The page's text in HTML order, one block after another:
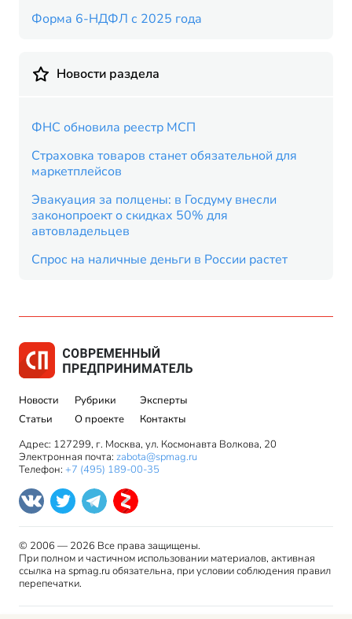
Форма 6-НДФЛ с 2025 года
Новости раздела
ФНС обновила реестр МСП
Страховка товаров станет обязательной для
маркетплейсов
Эвакуация за полцены: в Госдуму внесли
законопроект о скидках 50% для
автовладельцев
Спрос на наличные деньги в России растет
Новости
Статьи
Рубрики
О проекте
Эксперты
Контакты
Адрес: 127299, г. Москва, ул. Космонавта Волкова, 20
Электронная почта: zabota@spmag.ru
Телефон: +7 (495) 189-00-35
© 2006 — 2026 Все права защищены.
При полном и частичном использовании материалов, активная
ссылка на spmag.ru обязательна, при условии соблюдения правил
перепечатки.